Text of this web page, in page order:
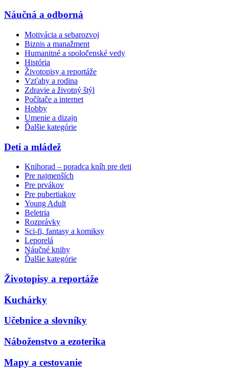
Náučná a odborná
Motivácia a sebarozvoj
Biznis a manažment
Humanitné a spoločenské vedy
História
Životopisy a reportáže
Vzťahy a rodina
Zdravie a životný štýl
Počítače a internet
Hobby
Umenie a dizajn
Ďalšie kategórie
Deti a mládež
Knihorad – poradca kníh pre deti
Pre najmenších
Pre prvákov
Pre pubertiakov
Young Adult
Beletria
Rozprávky
Sci-fi, fantasy a komiksy
Leporelá
Náučné knihy
Ďalšie kategórie
Životopisy a reportáže
Kuchárky
Učebnice a slovníky
Náboženstvo a ezoterika
Mapy a cestovanie